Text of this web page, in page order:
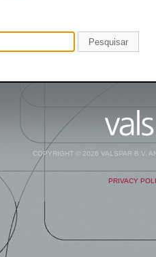
Pesquisar
COPYRIGHT © 2026 VALSPAR B.V.
PRIVACY